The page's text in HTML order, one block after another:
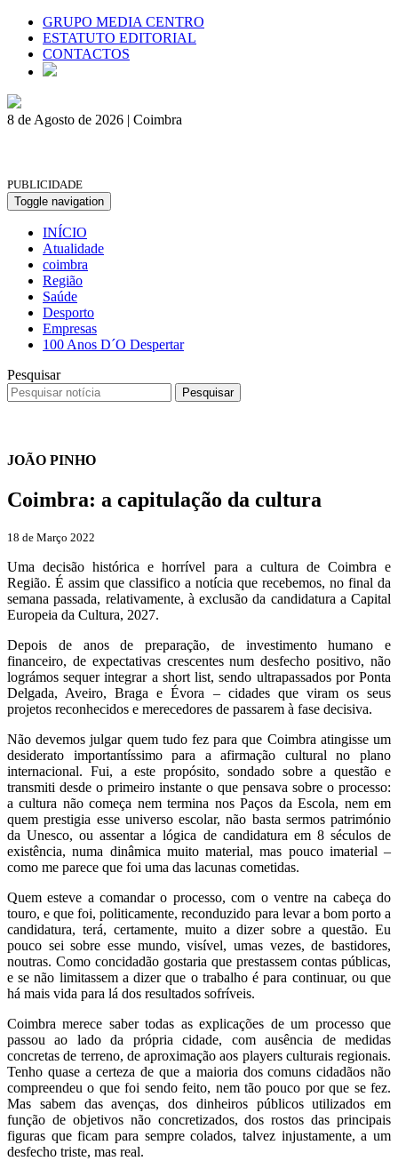
GRUPO MEDIA CENTRO
ESTATUTO EDITORIAL
CONTACTOS
8 de Agosto de 2026 | Coimbra
PUBLICIDADE
Toggle navigation
INÍCIO
Atualidade
coimbra
Região
Saúde
Desporto
Empresas
100 Anos D´O Despertar
Pesquisar
Pesquisar
JOÃO PINHO
Coimbra: a capitulação da cultura
18 de Março 2022
Uma decisão histórica e horrível para a cultura de Coimbra e
Região. É assim que classifico a notícia que recebemos, no final da
semana passada, relativamente, à exclusão da candidatura a Capital
Europeia da Cultura, 2027.
Depois de anos de preparação, de investimento humano e
financeiro, de expectativas crescentes num desfecho positivo, não
lográmos sequer integrar a short list, sendo ultrapassados por Ponta
Delgada, Aveiro, Braga e Évora – cidades que viram os seus
projetos reconhecidos e merecedores de passarem à fase decisiva.
Não devemos julgar quem tudo fez para que Coimbra atingisse um
desiderato importantíssimo para a afirmação cultural no plano
internacional. Fui, a este propósito, sondado sobre a questão e
transmiti desde o primeiro instante o que pensava sobre o processo:
a cultura não começa nem termina nos Paços da Escola, nem em
quem prestigia esse universo escolar, não basta sermos património
da Unesco, ou assentar a lógica de candidatura em 8 séculos de
existência, numa dinâmica muito material, mas pouco imaterial –
como me parece que foi uma das lacunas cometidas.
Quem esteve a comandar o processo, com o ventre na cabeça do
touro, e que foi, politicamente, reconduzido para levar a bom porto a
candidatura, terá, certamente, muito a dizer sobre a questão. Eu
pouco sei sobre esse mundo, visível, umas vezes, de bastidores,
noutras. Como concidadão gostaria que prestassem contas públicas,
e se não limitassem a dizer que o trabalho é para continuar, ou que
há mais vida para lá dos resultados sofríveis.
Coimbra merece saber todas as explicações de um processo que
passou ao lado da própria cidade, com ausência de medidas
concretas de terreno, de aproximação aos players culturais regionais.
Tenho quase a certeza de que a maioria dos comuns cidadãos não
compreendeu o que foi sendo feito, nem tão pouco por que se fez.
Mas sabem das avenças, dos dinheiros públicos utilizados em
função de objetivos não concretizados, dos rostos das principais
figuras que ficam para sempre colados, talvez injustamente, a um
desfecho triste, mas real.